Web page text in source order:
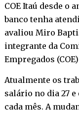
COE Itaú desde o
banco tenha
avaliou Miro
integrante da
Empregados
Atualmente os
salário no dia 27
cada mês. A